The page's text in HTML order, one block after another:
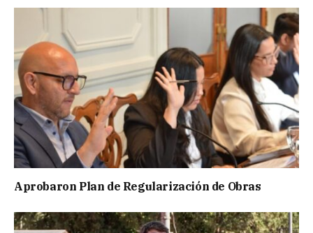
Aprobaron Plan de Regularización de Obras